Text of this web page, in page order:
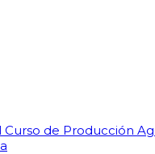
de Producción